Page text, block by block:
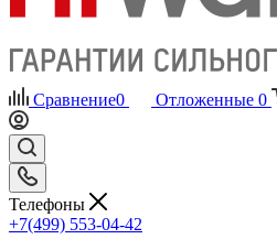
Сравнение0 Отложенные 0
Телефоны
+7(499) 553-04-42